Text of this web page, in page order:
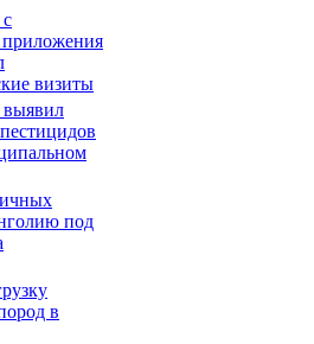
приложения
визиты
выявил
под
в